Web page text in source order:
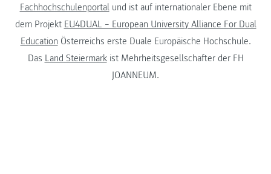
Fachhochschulenportalund ist auf internationaler Ebene mit
dem Projekt EU4DUAL – European University Alliance For Dual
Education Österreichs erste Duale Europäische Hochschule.
Das Land Steiermarkist Mehrheitsgesellschafter der FH
JOANNEUM.